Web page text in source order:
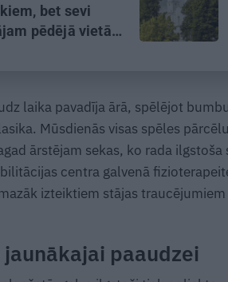
bet sevi
pēdējā vietā?
laika pavadīja ārā, spēlējot
Mūsdienās visas spēles
ārstējam sekas, ko rada ilgstoša
centra galvenā
izteiktiem stājas
paaudzei